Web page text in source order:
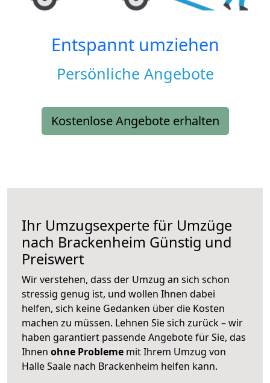
Entspannt umziehen
Persönliche Angebote
Kostenlose Angebote erhalten
Ihr Umzugsexperte für Umzüge
nach Brackenheim Günstig und
Preiswert
Wir verstehen, dass der Umzug an sich schon
stressig genug ist, und wollen Ihnen dabei
helfen, sich keine Gedanken über die Kosten
machen zu müssen. Lehnen Sie sich zurück – wir
haben garantiert passende Angebote für Sie, das
Ihnen ohne Probleme mit Ihrem Umzug von
Halle Saale nach Brackenheim helfen kann.